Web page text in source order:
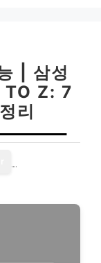
| 삼성
TO Z: 7
리